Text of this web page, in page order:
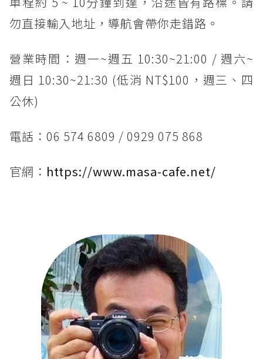
勿直接輸入地址，導航會帶你走錯路。
營業時間：週一~週五 10:30~21:00 / 週六~
週日 10:30~21:30 (低消 NT$100，週三、四
公休)
電話：06 574 6809 / 0929 075 868
官網： https://www.masa-cafe.net/